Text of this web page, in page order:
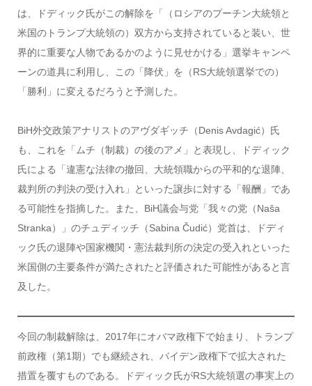
は、ドディック氏がこの解除を「（ロシアのプーチン大統領と
米国のトランプ大統領の）双方から支持されていると装い、世
界的に重要な人物であるかのように見せかける」選挙キャンペ
ーンの道具に利用し、この「降伏」を（RS大統領選挙での）
「勝利」に変えるだろうと予測した。
BiH外交政策アナリストのアヴダギッチ（Denis Avdagić）氏
も、これを「ムチ（制裁）の後のアメ」と表現し、ドディック
氏による「違憲な法律の撤回、大統領職からの平和的な退陣、
裁判所の判決の受け入れ」といった譲歩に対する「報酬」であ
る可能性を指摘した。また、BiH議会与党「我々の党（Naša
Stranka）」のチュディッチ（Sabina Čudić）党首は、ドディ
ック氏の退陣や国家機関・憲法裁判所の決定の受入れといった
米国側の主要条件が満たされたと評価された可能性があると言
及した。
今回の制裁解除は、2017年にオバマ政権下で始まり、トランプ
前政権（第1期）でも継続され、バイデン政権下で拡大された
措置を覆すものである。ドディック氏がRS大統領選の事実上の